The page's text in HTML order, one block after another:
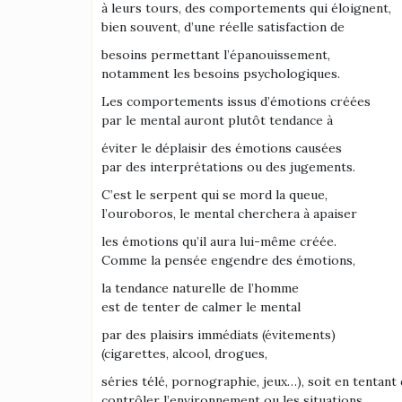
à leurs tours, des comportements qui éloignent,
bien souvent, d’une réelle satisfaction de
besoins permettant l’épanouissement,
notamment les besoins psychologiques.
Les comportements issus d’émotions créées
par le mental auront plutôt tendance à
éviter le déplaisir des émotions causées
par des interprétations ou des jugements.
C’est le serpent qui se mord la queue,
l’ouroboros, le mental cherchera à apaiser
les émotions qu’il aura lui-même créée.
Comme la pensée engendre des émotions,
la tendance naturelle de l’homme
est de tenter de calmer le mental
par des plaisirs immédiats (évitements)
(cigarettes, alcool, drogues,
séries télé, pornographie, jeux…), soit en tentant